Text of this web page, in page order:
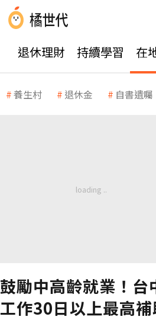
退休理財 持續學習 在
養生村 退休金 自書遺囑
鼓勵中高齡就業！台
工作30日以上最高